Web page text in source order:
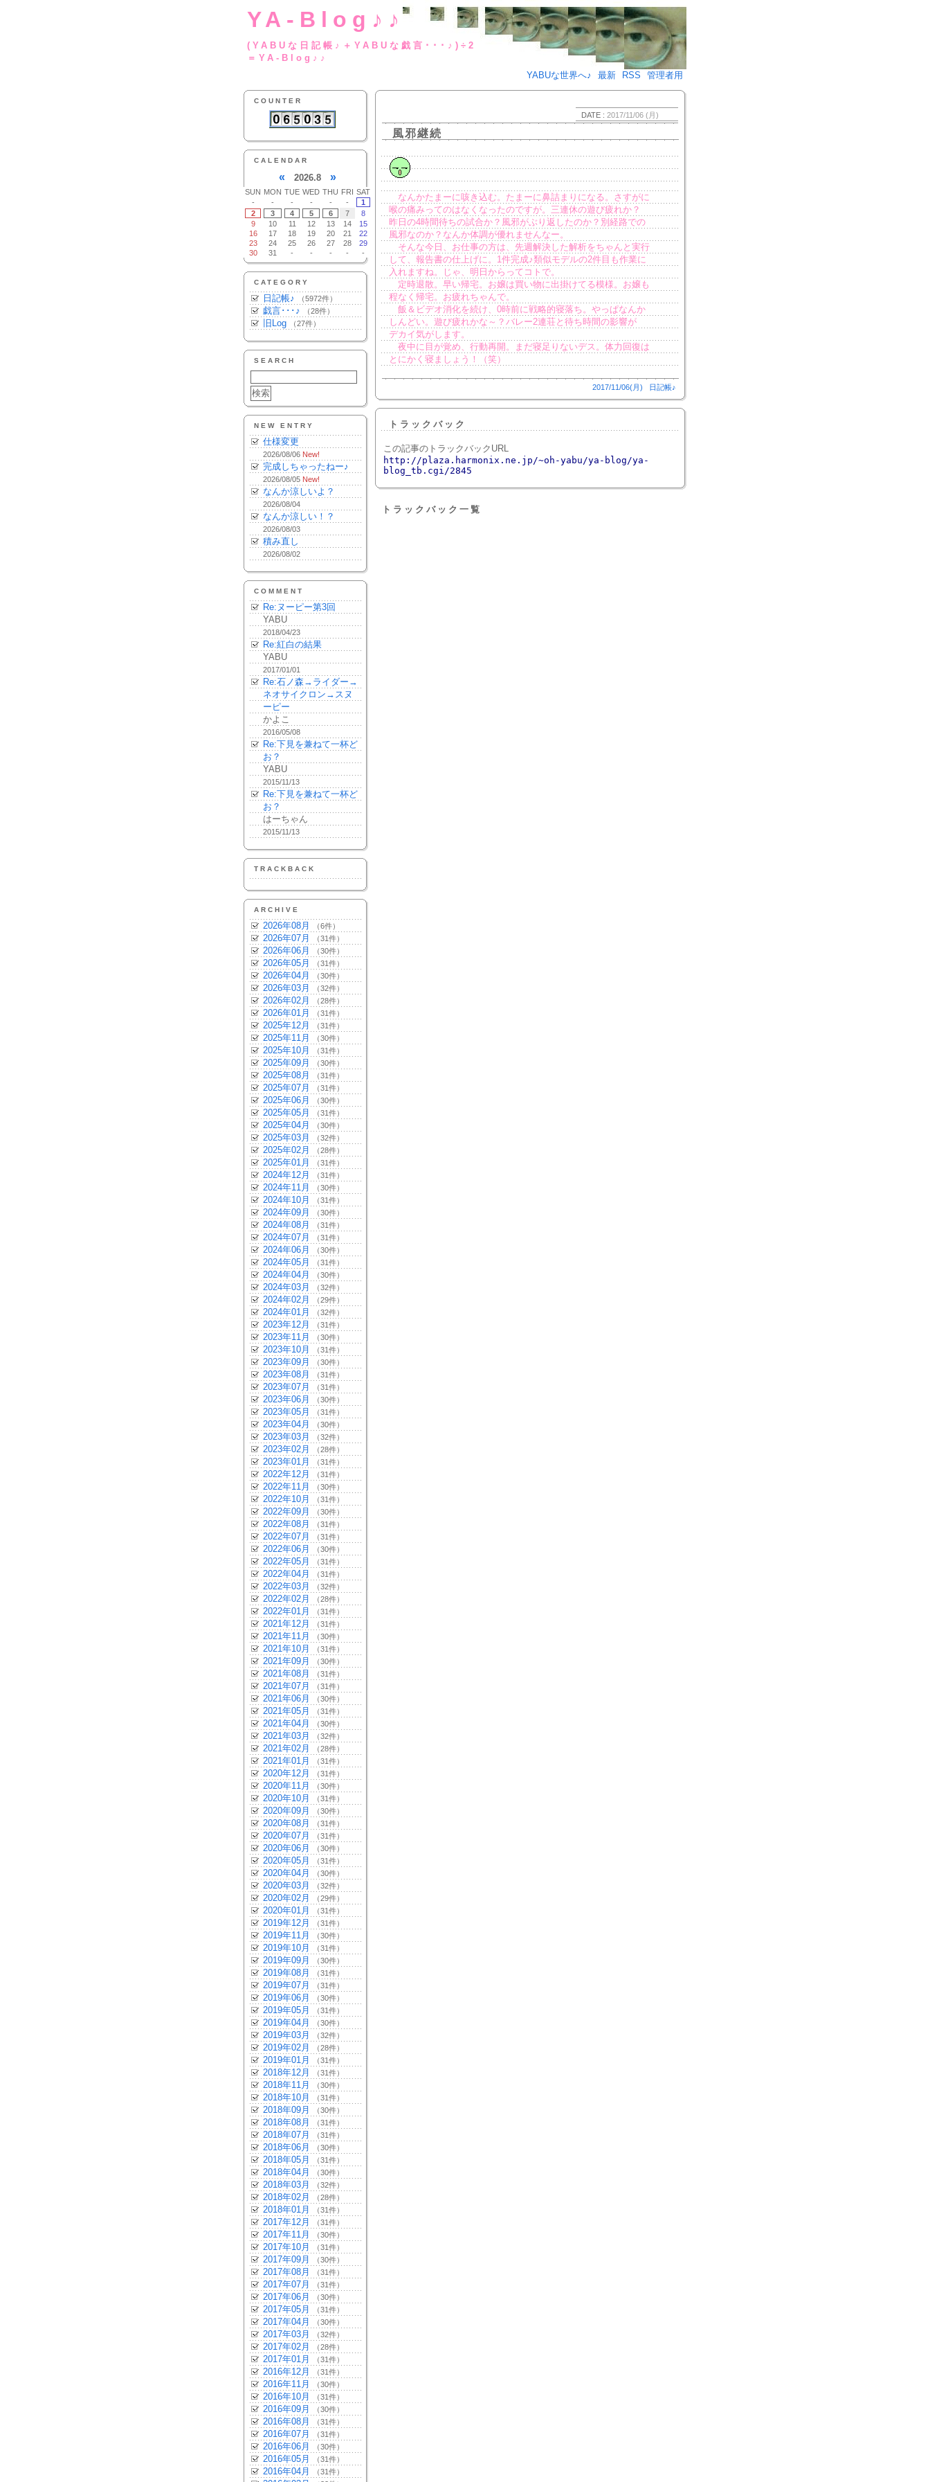
YA-Blog♪♪
(YABUな日記帳♪＋YABUな戯言･･･♪)÷2
＝YA-Blog♪♪
YABUな世界へ♪
最新 RSS 管理者用
COUNTER
CALENDAR
« 2026.8 »
SUN MON TUE WED THU FRI SAT
-
- - - - -
1
2
3 4 5 6 7
8
9
10 11 12 13 14
15
16
17 18 19 20 21
22
23
24 25 26 27 28
29
30
31 - - - - -
CATEGORY
日記帳♪ （5972件）
戯言･･･♪ （28件）
旧Log （27件）
SEARCH
NEW ENTRY
仕様変更
2026/08/06 New!
完成しちゃったねー♪
2026/08/05 New!
なんか涼しいよ？
2026/08/04
なんか涼しい！？
2026/08/03
積み直し
2026/08/02
COMMENT
Re:ヌーピー第3回
YABU
2018/04/23
Re:紅白の結果
YABU
2017/01/01
Re:石ノ森→ライダー→
ネオサイクロン→スヌ
ーピー
かよこ
2016/05/08
Re:下見を兼ねて一杯ど
お？
YABU
2015/11/13
Re:下見を兼ねて一杯ど
お？
はーちゃん
2015/11/13
TRACKBACK
ARCHIVE
2026年08月 （6件）
2026年07月 （31件）
2026年06月 （30件）
2026年05月 （31件）
2026年04月 （30件）
2026年03月 （32件）
2026年02月 （28件）
2026年01月 （31件）
2025年12月 （31件）
2025年11月 （30件）
2025年10月 （31件）
2025年09月 （30件）
2025年08月 （31件）
2025年07月 （31件）
2025年06月 （30件）
2025年05月 （31件）
2025年04月 （30件）
2025年03月 （32件）
2025年02月 （28件）
2025年01月 （31件）
2024年12月 （31件）
2024年11月 （30件）
2024年10月 （31件）
2024年09月 （30件）
2024年08月 （31件）
2024年07月 （31件）
2024年06月 （30件）
2024年05月 （31件）
2024年04月 （30件）
2024年03月 （32件）
2024年02月 （29件）
2024年01月 （32件）
2023年12月 （31件）
2023年11月 （30件）
2023年10月 （31件）
2023年09月 （30件）
2023年08月 （31件）
2023年07月 （31件）
2023年06月 （30件）
2023年05月 （31件）
2023年04月 （30件）
2023年03月 （32件）
2023年02月 （28件）
2023年01月 （31件）
2022年12月 （31件）
2022年11月 （30件）
2022年10月 （31件）
2022年09月 （30件）
2022年08月 （31件）
2022年07月 （31件）
2022年06月 （30件）
2022年05月 （31件）
2022年04月 （31件）
2022年03月 （32件）
2022年02月 （28件）
2022年01月 （31件）
2021年12月 （31件）
2021年11月 （30件）
2021年10月 （31件）
2021年09月 （30件）
2021年08月 （31件）
2021年07月 （31件）
2021年06月 （30件）
2021年05月 （31件）
2021年04月 （30件）
2021年03月 （32件）
2021年02月 （28件）
2021年01月 （31件）
2020年12月 （31件）
2020年11月 （30件）
2020年10月 （31件）
2020年09月 （30件）
2020年08月 （31件）
2020年07月 （31件）
2020年06月 （30件）
2020年05月 （31件）
2020年04月 （30件）
2020年03月 （32件）
2020年02月 （29件）
2020年01月 （31件）
2019年12月 （31件）
2019年11月 （30件）
2019年10月 （31件）
2019年09月 （30件）
2019年08月 （31件）
2019年07月 （31件）
2019年06月 （30件）
2019年05月 （31件）
2019年04月 （30件）
2019年03月 （32件）
2019年02月 （28件）
2019年01月 （31件）
2018年12月 （31件）
2018年11月 （30件）
2018年10月 （31件）
2018年09月 （30件）
2018年08月 （31件）
2018年07月 （31件）
2018年06月 （30件）
2018年05月 （31件）
2018年04月 （30件）
2018年03月 （32件）
2018年02月 （28件）
2018年01月 （31件）
2017年12月 （31件）
2017年11月 （30件）
2017年10月 （31件）
2017年09月 （30件）
2017年08月 （31件）
2017年07月 （31件）
2017年06月 （30件）
2017年05月 （31件）
2017年04月 （30件）
2017年03月 （32件）
2017年02月 （28件）
2017年01月 （31件）
2016年12月 （31件）
2016年11月 （30件）
2016年10月 （31件）
2016年09月 （30件）
2016年08月 （31件）
2016年07月 （31件）
2016年06月 （30件）
2016年05月 （31件）
2016年04月 （31件）
DATE : 2017/11/06 (月)
風邪継続
なんかたまーに咳き込む。たまーに鼻詰まりになる。さすがに
喉の痛みってのはなくなったのですが。三連休の遊び疲れか？
昨日の4時間待ちの試合か？風邪がぶり返したのか？別経路での
風邪なのか？なんか体調が優れませんなー。
そんな今日、お仕事の方は、先週解決した解析をちゃんと実行
して、報告書の仕上げに。1件完成♪類似モデルの2件目も作業に
入れますね。じゃ、明日からってコトで。
定時退散。早い帰宅。お嬢は買い物に出掛けてる模様。お嬢も
程なく帰宅。お疲れちゃんで。
飯＆ビデオ消化を続け、0時前に戦略的寝落ち。やっぱなんか
しんどい。遊び疲れかな～？バレー2連荘と待ち時間の影響が
デカイ気がします。
夜中に目が覚め、行動再開。まだ寝足りないデス。体力回復は
とにかく寝ましょう！（笑）
2017/11/06(月) 日記帳♪
トラックバック
この記事のトラックバックURL
http://plaza.harmonix.ne.jp/~oh-yabu/ya-blog/ya-
blog_tb.cgi/2845
トラックバック一覧